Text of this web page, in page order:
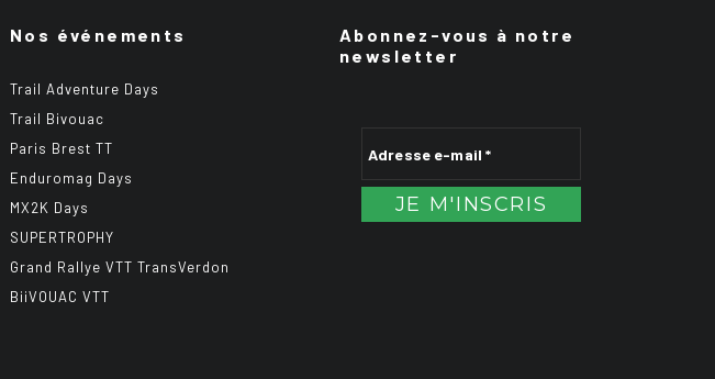
Nos événements
Trail Adventure Days
Trail Bivouac
Paris Brest TT
Enduromag Days
MX2K Days
SUPERTROPHY
Grand Rallye VTT TransVerdon
BiiVOUAC VTT
Abonnez-vous à notre
newsletter